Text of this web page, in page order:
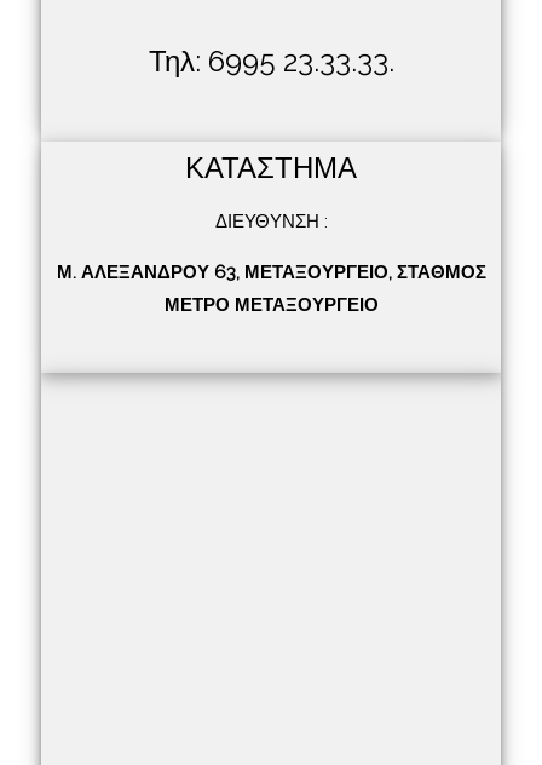
Τηλ: 6995 23.33.33.
ΚΑΤΑΣΤΗΜΑ
ΔΙΕΥΘΥΝΣΗ :
Μ. ΑΛΕΞΑΝΔΡΟΥ 63, ΜΕΤΑΞΟΥΡΓΕΙΟ, ΣΤΑΘΜΟΣ
ΜΕΤΡΟ ΜΕΤΑΞΟΥΡΓΕΙΟ